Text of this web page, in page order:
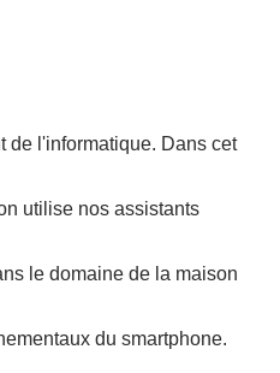
de l'informatique. Dans cet
utilise nos assistants
le domaine de la maison
du smartphone.